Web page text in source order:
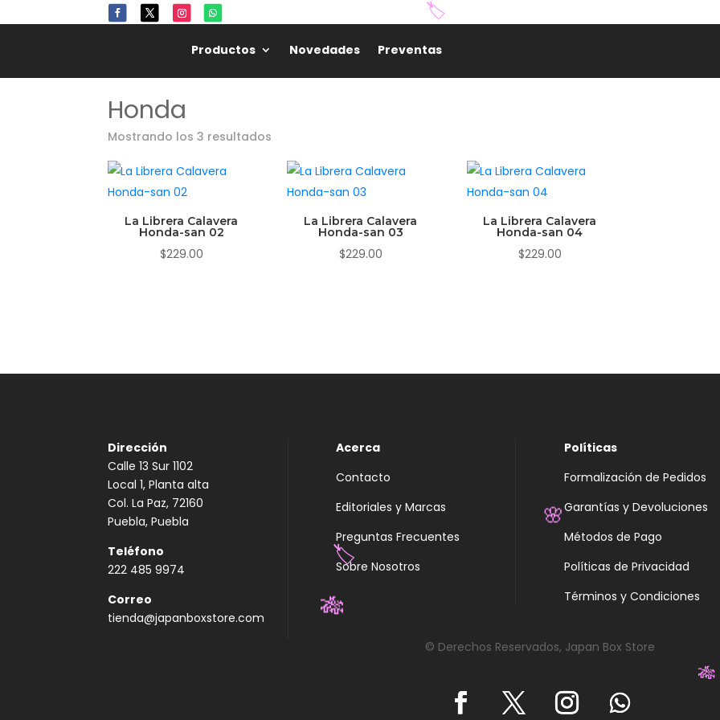
Productos Novedades Preventas
Honda
Mostrando los 3 resultados
La Librera Calavera
Honda-san 02
$229.00
La Librera Calavera
Honda-san 03
$229.00
La Librera Calavera
Honda-san 04
$229.00
Dirección
Calle 13 Sur 1102
Local 1, Planta alta
Col. La Paz, 72160
Puebla, Puebla
Teléfono
222 485 9974
Correo
tienda@japanboxstore.com
Acerca
Contacto
Editoriales y Marcas
Preguntas Frecuentes
Sobre Nosotros
Políticas
Formalización de Pedidos
Garantías y Devoluciones
Métodos de Pago
Políticas de Privacidad
Términos y Condiciones
© Derechos Reservados, Japan Box Store
🏷️
🏷️